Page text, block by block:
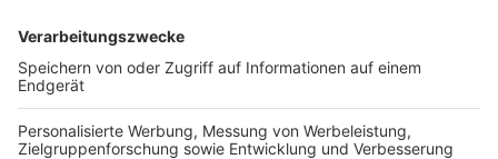
Versandkosten.
Der Bestellprozess ist mit Hilfe eines SSL-